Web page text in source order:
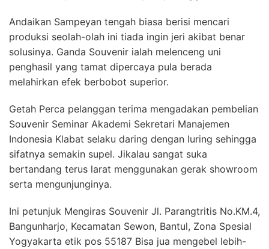
Andaikan Sampeyan tengah biasa berisi mencari
produksi seolah-olah ini tiada ingin jeri akibat benar
solusinya. Ganda Souvenir ialah melenceng uni
penghasil yang tamat dipercaya pula berada
melahirkan efek berbobot superior.
Getah Perca pelanggan terima mengadakan pembelian
Souvenir Seminar Akademi Sekretari Manajemen
Indonesia Klabat selaku daring dengan luring sehingga
sifatnya semakin supel. Jikalau sangat suka
bertandang terus larat menggunakan gerak showroom
serta mengunjunginya.
Ini petunjuk Mengiras Souvenir Jl. Parangtritis No.KM.4,
Bangunharjo, Kecamatan Sewon, Bantul, Zona Spesial
Yogyakarta etik pos 55187 Bisa jua mengebel lebih-